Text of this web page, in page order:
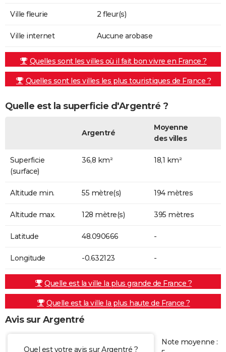
Ville fleurie 2 fleur(s)
Ville internet Aucune arobase
Quelles sont les villes où il fait bon vivre en France ?
Quelles sont les villes les plus touristiques de France ?
Quelle est la superficie d'Argentré ?
Argentré
Moyenne
des villes
Superficie
(surface)
36,8 km² 18,1 km²
Altitude min. 55 mètre(s) 194 mètres
Altitude max. 128 mètre(s) 395 mètres
Latitude 48.090666 -
Longitude -0.632123 -
Quelle est la ville la plus grande de France ?
Quelle est la ville la plus haute de France ?
Avis sur Argentré
Quel est votre avis sur Argentré ?
Note moyenne :